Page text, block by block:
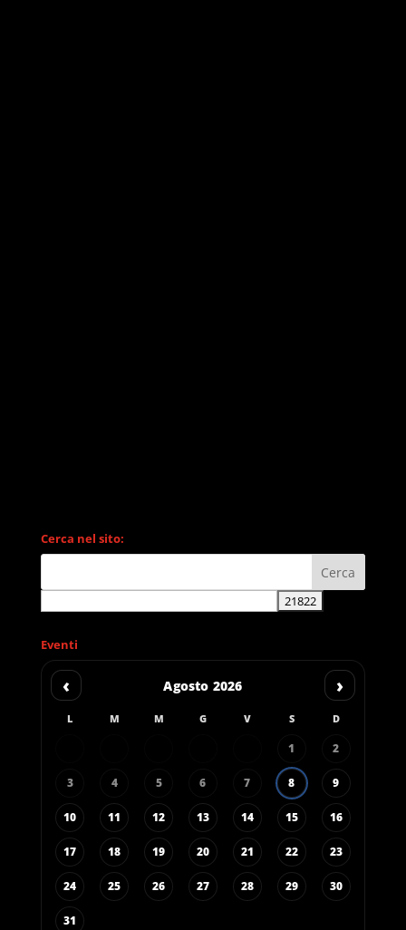
Cerca nel sito:
Eventi
‹ Agosto 2026 ›
L M M G V S D
1 2
3 4 5 6 7 8 9
10 11 12 13 14 15 16
17 18 19 20 21 22 23
24 25 26 27 28 29 30
31